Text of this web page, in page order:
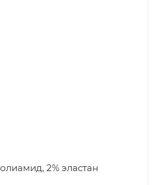
2% эластан